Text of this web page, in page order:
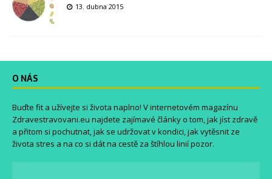
13. dubna 2015
O NÁS
Buďte fit a užívejte si života naplno! V internetovém magazínu
Zdravestravovani.eu najdete zajímavé články o tom, jak jíst zdravě
a přitom si pochutnat, jak se udržovat v kondici, jak vytěsnit ze
života stres a na co si dát na cestě za štíhlou linií pozor.